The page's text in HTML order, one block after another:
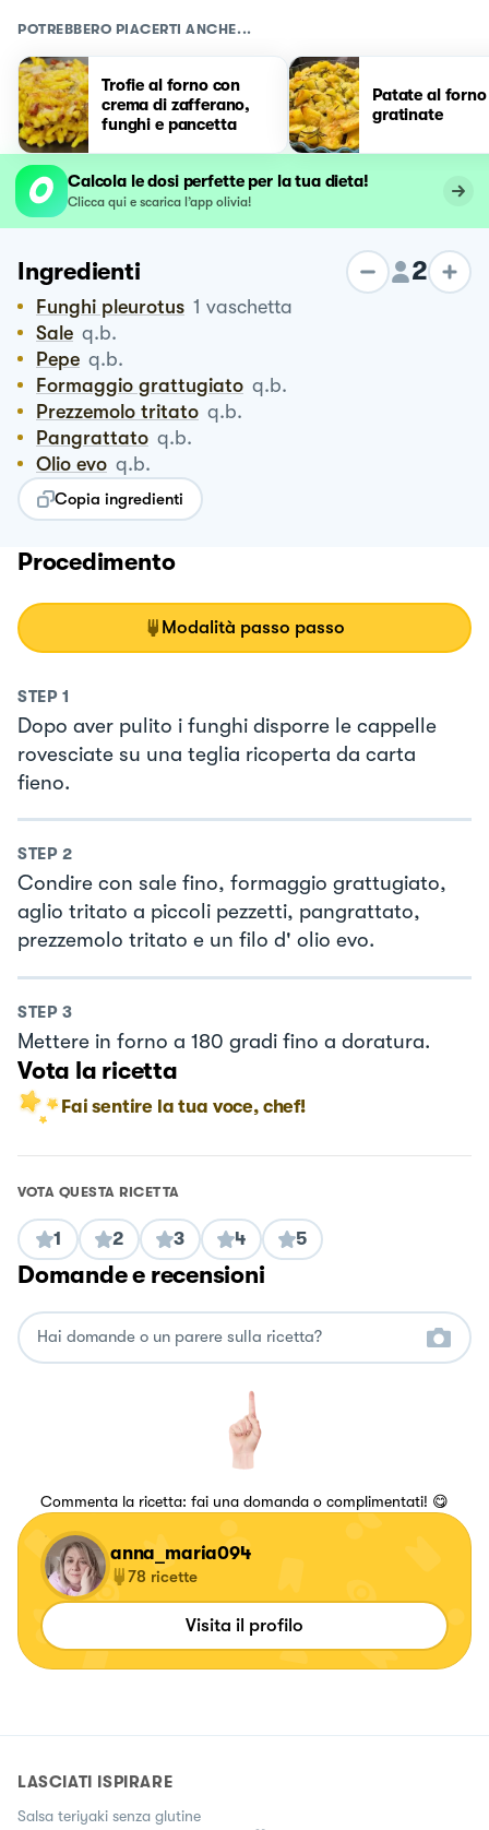
POTREBBERO PIACERTI ANCHE...
Trofie al forno con
crema di zafferano,
funghi e pancetta
Patate al forno
gratinate
Calcola le dosi perfette per la tua dieta!
Clicca qui e scarica l’app olivia!
Ingredienti 2
Funghi pleurotus 1 vaschetta
Sale q.b.
Pepe q.b.
Formaggio grattugiato q.b.
Prezzemolo tritato q.b.
Pangrattato q.b.
Olio evo q.b.
Copia ingredienti
Procedimento
Modalità passo passo
STEP 1
Dopo aver pulito i funghi disporre le cappelle
rovesciate su una teglia ricoperta da carta
fieno.
STEP 2
Condire con sale fino, formaggio grattugiato,
aglio tritato a piccoli pezzetti, pangrattato,
prezzemolo tritato e un filo d' olio evo.
STEP 3
Mettere in forno a 180 gradi fino a doratura.
Vota la ricetta
Fai sentire la tua voce, chef!
VOTA QUESTA RICETTA
1 2 3 4 5
Domande e recensioni
Commenta la ricetta: fai una domanda o complimentati! 😋
anna_maria094
78 ricette
Visita il profilo
LASCIATI ISPIRARE
Salsa teriyaki senza glutine